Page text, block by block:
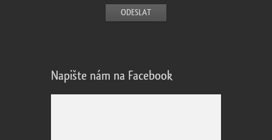
Napište nám na Facebook